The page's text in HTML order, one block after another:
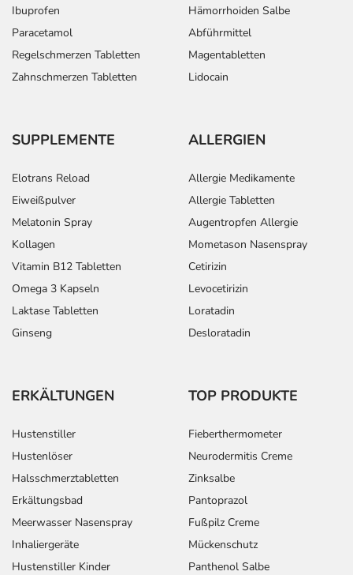
Ibuprofen
Paracetamol
Regelschmerzen Tabletten
Zahnschmerzen Tabletten
Hämorrhoiden Salbe
Abführmittel
Magentabletten
Lidocain
SUPPLEMENTE
Elotrans Reload
Eiweißpulver
Melatonin Spray
Kollagen
Vitamin B12 Tabletten
Omega 3 Kapseln
Laktase Tabletten
Ginseng
ALLERGIEN
Allergie Medikamente
Allergie Tabletten
Augentropfen Allergie
Mometason Nasenspray
Cetirizin
Levocetirizin
Loratadin
Desloratadin
ERKÄLTUNGEN
Hustenstiller
Hustenlöser
Halsschmerztabletten
Erkältungsbad
Meerwasser Nasenspray
Inhaliergeräte
Hustenstiller Kinder
TOP PRODUKTE
Fieberthermometer
Neurodermitis Creme
Zinksalbe
Pantoprazol
Fußpilz Creme
Mückenschutz
Panthenol Salbe